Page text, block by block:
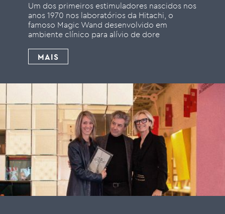
Um dos primeiros estimuladores nascidos nos
anos 1970 nos laboratórios da Hitachi, o
famoso Magic Wand desenvolvido em
ambiente clínico para alívio de dore
MAIS